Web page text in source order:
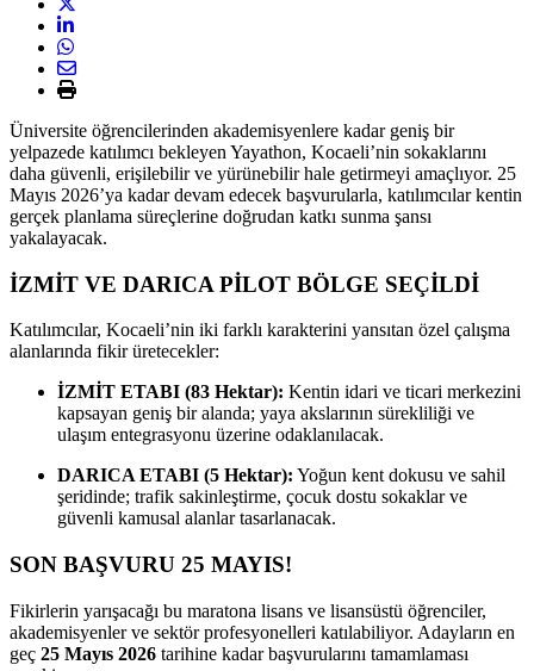
Üniversite öğrencilerinden akademisyenlere kadar geniş bir
yelpazede katılımcı bekleyen Yayathon, Kocaeli’nin sokaklarını
daha güvenli, erişilebilir ve yürünebilir hale getirmeyi amaçlıyor. 25
Mayıs 2026’ya kadar devam edecek başvurularla, katılımcılar kentin
gerçek planlama süreçlerine doğrudan katkı sunma şansı
yakalayacak.
İZMİT VE DARICA PİLOT BÖLGE SEÇİLDİ
Katılımcılar, Kocaeli’nin iki farklı karakterini yansıtan özel çalışma
alanlarında fikir üretecekler:
İZMİT ETABI (83 Hektar): Kentin idari ve ticari merkezini
kapsayan geniş bir alanda; yaya akslarının sürekliliği ve
ulaşım entegrasyonu üzerine odaklanılacak.
DARICA ETABI (5 Hektar): Yoğun kent dokusu ve sahil
şeridinde; trafik sakinleştirme, çocuk dostu sokaklar ve
güvenli kamusal alanlar tasarlanacak.
SON BAŞVURU 25 MAYIS!
Fikirlerin yarışacağı bu maratona lisans ve lisansüstü öğrenciler,
akademisyenler ve sektör profesyonelleri katılabiliyor. Adayların en
geç 25 Mayıs 2026 tarihine kadar başvurularını tamamlaması